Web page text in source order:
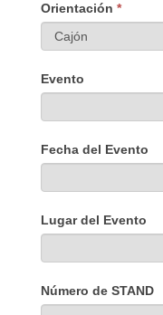
Orientación *
Evento
Fecha del Evento
Lugar del Evento
Número de STAND